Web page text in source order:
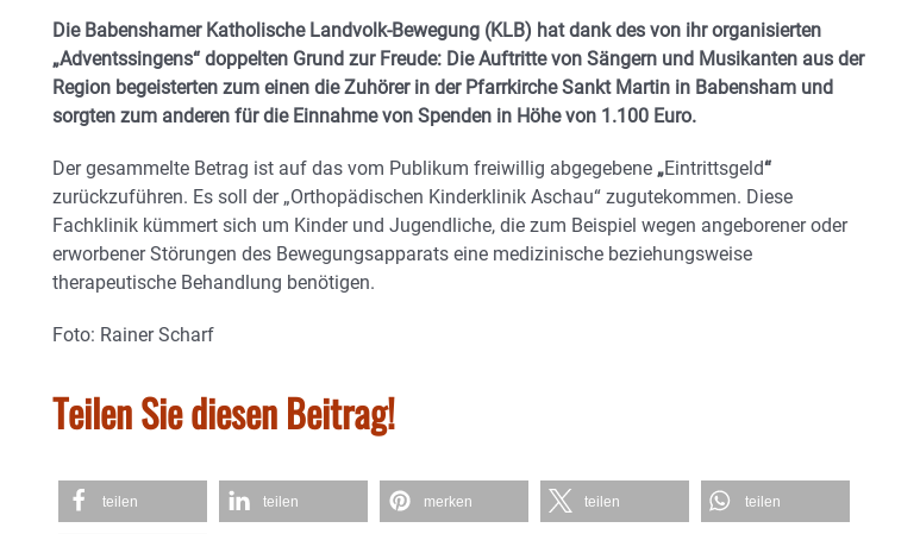
Die Babenshamer Katholische Landvolk-Bewegung (KLB) hat dank des von ihr organisierten
„Adventssingens“ doppelten Grund zur Freude: Die Auftritte von Sängern und Musikanten aus der
Region begeisterten zum einen die Zuhörer in der Pfarrkirche Sankt Martin in Babensham und
sorgten zum anderen für die Einnahme von Spenden in Höhe von 1.100 Euro.
Der gesammelte Betrag ist auf das vom Publikum freiwillig abgegebene „Eintrittsgeld“
zurückzuführen. Es soll der „Orthopädischen Kinderklinik Aschau“ zugutekommen. Diese
Fachklinik kümmert sich um Kinder und Jugendliche, die zum Beispiel wegen angeborener oder
erworbener Störungen des Bewegungsapparats eine medizinische beziehungsweise
therapeutische Behandlung benötigen.
Foto: Rainer Scharf
Teilen Sie diesen Beitrag!
teilen teilen merken teilen teilen